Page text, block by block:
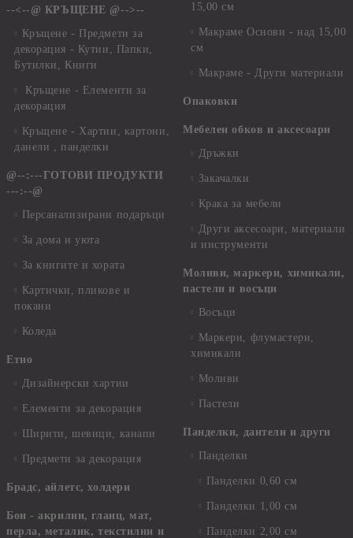
--<--@ КРЪЩЕНЕ @-->--
Кръщене - Предмети за
декорация - Кутии, Папки,
Бутилки, Книги
Кръщене - Елементи за
декорация
Кръщене - Хартии, картони,
данели , панделки
@--:---ГОТОВИ ПРОДУКТИ
---:--@
Персанализирани подаръци
За дома и уюта
За книгите и хората
Картички, пликове и
покани
Коледа
Етно
Дизайнерски хартии
Елементи за декорация
Ширити, шевици, канапи
Предмети за декорация
Брадс, айлетс, холдери
Бои - акрилни, гланц, мат,
перла, металик, текстилни и
15,00 см
Макраме Основи - над 15,00
см
Макраме - Други материали
Опаковки
Мебелен обков и аксесоари
Дръжки
Закачалки
Крака за мебели
Други аксесоари, материали
и инструменти
Моливи, маркери, химикали,
пастели и восъци
Восъци
Маркери, флумастери,
химикали
Моливи
Пастели
Панделки, дантели и други
Панделки
Панделки 0,60 см
Панделки 1,00 см
Панделки 2,00 см